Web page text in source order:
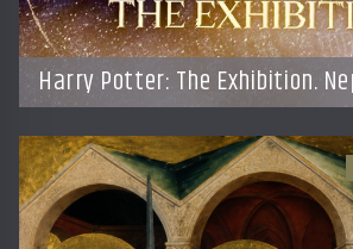
Harry Potter: The Exhibition.
zahájena…